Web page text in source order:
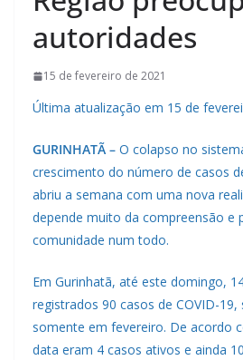
autoridades
15 de fevereiro de 2021
Última atualização em 15 de
GURINHATÃ – O colapso no
crescimento do número de casos
abriu a semana com uma nova
depende muito da compreensão e
comunidade num todo.
Em Gurinhatã, até este domingo,
registrados 90 casos de COVID-19,
somente em fevereiro. De acordo
data eram 4 casos ativos e ainda